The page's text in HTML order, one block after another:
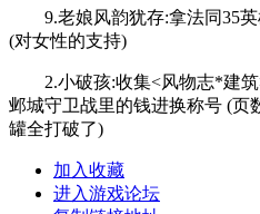
9.老娘风韵犹存:拿法同35英
(对女性的支持)
2.小破孩:收集<风物志*建筑
邺城守卫战里的钱进换称号 (页
罐全打破了)
加入收藏
进入游戏论坛